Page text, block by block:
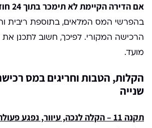
אם הדירה הקיימת לא תימכר בתוך 24 חודשים
בהפרשי המס המלאים, בתוספת ריבית
הרכישה המקורי. לפיכך, חשוב לתכנן
מועד.
הקלות, הטבות וחריגים במס
שנייה
תקנה 11 – הקלה לנכה, עיוור, נפגע